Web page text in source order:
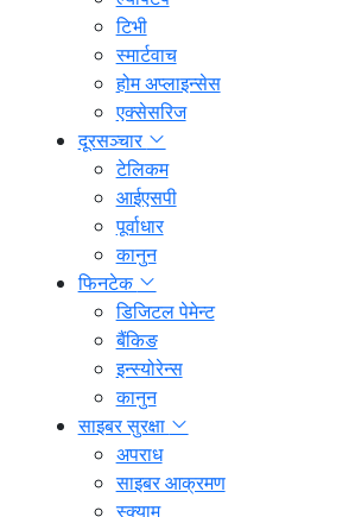
टिभी
स्मार्टवाच
होम अप्लाइन्सेस
एक्सेसरिज
दूरसञ्चार
टेलिकम
आईएसपी
पूर्वाधार
कानुन
फिनटेक
डिजिटल पेमेन्ट
बैंकिङ
इन्स्योरेन्स
कानुन
साइबर सुरक्षा
अपराध
साइबर आक्रमण
स्क्याम